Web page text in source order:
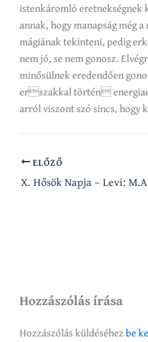
istenkáromló eretnekségnek
annak, hogy manapság még
mágiának tekinteni, pedig
nem jó, se nem gonosz.
minősülnek eredendően
erszakkal történ
arról viszont szó sincs, hogy
ELŐZŐ
X. Hősök Napja – Levi:
Hozzászólás írása
Hozzászólás küldéséhezbe